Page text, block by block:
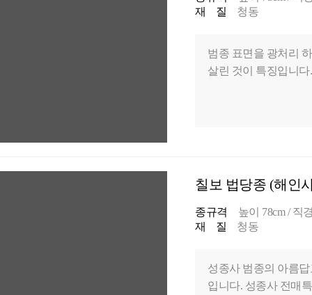
재 질
청동
범종 표면을 광처리
살린 것이 특징입니다.
칠보 법당종 (해인
종규격
높이 78cm / 직
재 질
청동
성종사 범종의 아름
입니다. 성종사 전매